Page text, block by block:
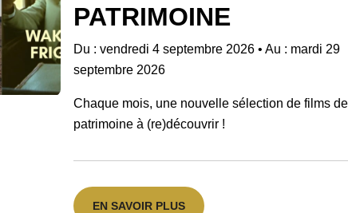
PATRIMOINE
Du : vendredi 4 septembre 2026 • Au : mardi 29
septembre 2026
Chaque mois, une nouvelle sélection de films de
patrimoine à (re)découvrir !
EN SAVOIR PLUS